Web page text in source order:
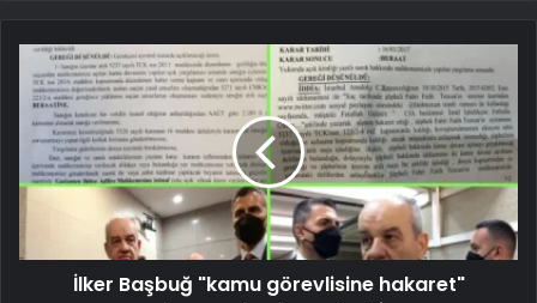
İlker Başbuğ "kamu görevlisine hakaret"